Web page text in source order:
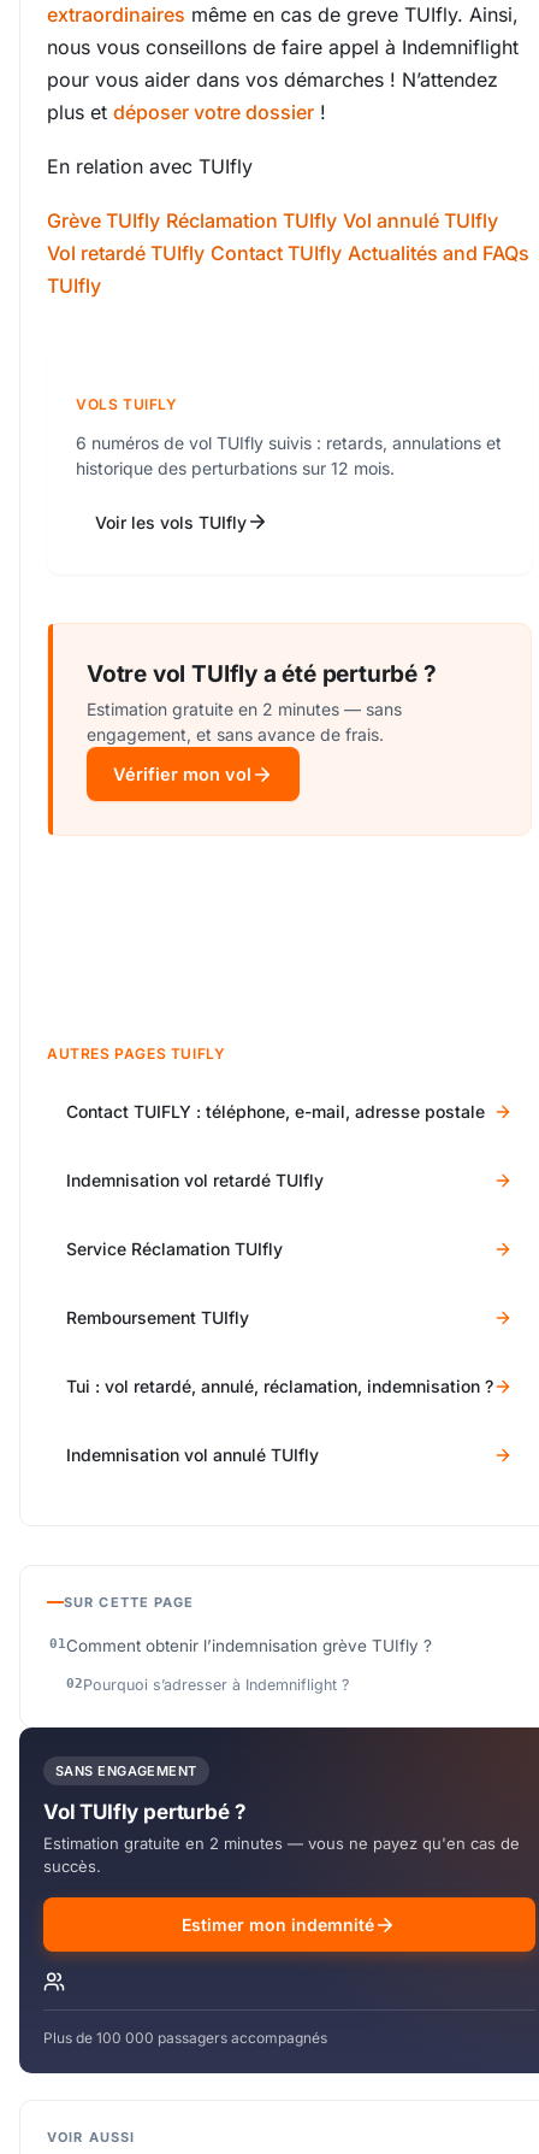
extraordinaires même en cas de greve TUIfly. Ainsi,
nous vous conseillons de faire appel à Indemniflight
pour vous aider dans vos démarches ! N’attendez
plus et déposer votre dossier !
En relation avec TUIfly
Grève TUIfly Réclamation TUIfly Vol annulé TUIfly
Vol retardé TUIfly Contact TUIfly Actualités and FAQs
TUIfly
VOLS TUIFLY
6 numéros de vol TUIfly suivis : retards, annulations et
historique des perturbations sur 12 mois.
Voir les vols TUIfly
Votre vol TUIfly a été perturbé ?
Estimation gratuite en 2 minutes — sans
engagement, et sans avance de frais.
Vérifier mon vol
AUTRES PAGES TUIFLY
Contact TUIFLY : téléphone, e-mail, adresse postale
Indemnisation vol retardé TUIfly
Service Réclamation TUIfly
Remboursement TUIfly
Tui : vol retardé, annulé, réclamation, indemnisation ?
Indemnisation vol annulé TUIfly
SUR CETTE PAGE
Comment obtenir l’indemnisation grève TUIfly ?
Pourquoi s’adresser à Indemniflight ?
SANS ENGAGEMENT
Vol TUIfly perturbé ?
Estimation gratuite en 2 minutes — vous ne payez qu'en cas de
succès.
Estimer mon indemnité
Plus de 100 000 passagers accompagnés
VOIR AUSSI